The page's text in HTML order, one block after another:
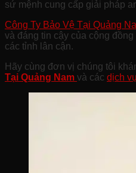
sứ mệnh cung cấp giải pháp
Công Ty Bảo Vệ Tại Quảng
và đáng tin cậy của cộng
các tỉnh lân cận.
Hãy cùng đơn vị chúng tôi
Tại Quảng Nam và các dịch vụ